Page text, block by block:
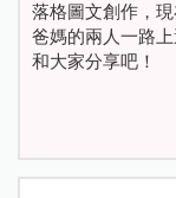
落格圖文創作，
爸媽的兩人一路
和大家分享吧！